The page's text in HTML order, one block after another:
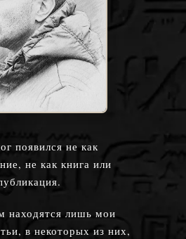
появился не как
не как книга или
находятся лишь мои
в некоторых из них,